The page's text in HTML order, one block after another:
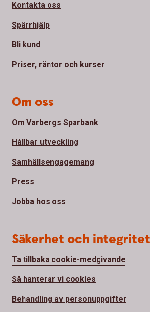
Kontakta oss
Spärrhjälp
Bli kund
Priser, räntor och kurser
Om oss
Om Varbergs Sparbank
Hållbar utveckling
Samhällsengagemang
Press
Jobba hos oss
Säkerhet och integritet
Ta tillbaka cookie-medgivande
Så hanterar vi cookies
Behandling av personuppgifter